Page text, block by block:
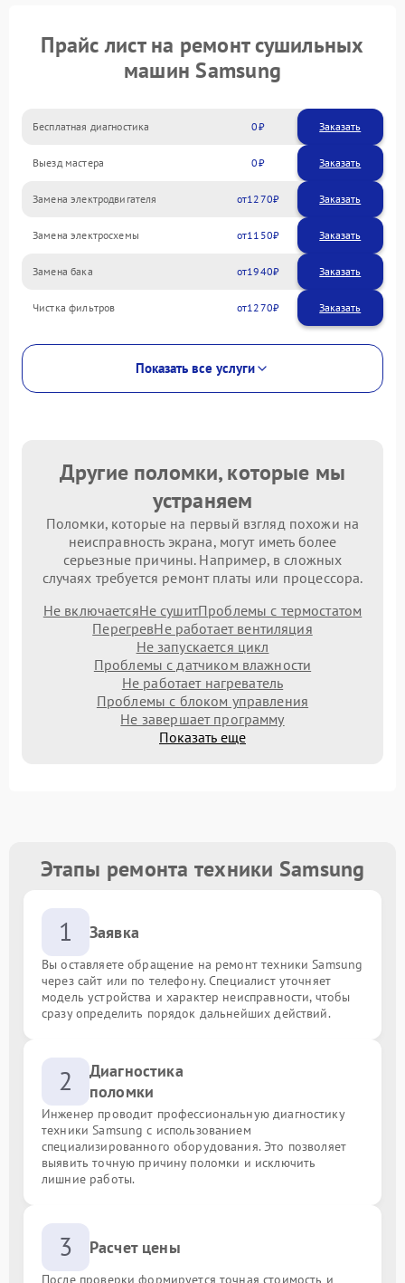
Прайс лист на ремонт сушильных
машин Samsung
Бесплатная диагностика 0 Заказать
Выезд мастера 0 Заказать
Замена электродвигателя 1270
Замена электросхемы 1150
Замена бака 1940
Чистка фильтров 1270
Показать все услуги
Другие поломки, которые мы
устраняем
Поломки, которые на первый взгляд похожи на
неисправность экрана, могут иметь более
серьезные причины. Например, в сложных
случаях требуется ремонт платы или процессора.
Не включаетсяНе сушитПроблемы с термостатом
ПерегревНе работает вентиляция
Не запускается цикл
Проблемы с датчиком влажности
Не работает нагреватель
Проблемы с блоком управления
Не завершает программу
Показать еще
Этапы ремонта техники Samsung
1 Заявка
Вы оставляете обращение на ремонт техники Samsung
через сайт или по телефону. Специалист уточняет
модель устройства и характер неисправности, чтобы
сразу определить порядок дальнейших действий.
2
Диагностика
поломки
Инженер проводит профессиональную диагностику
техники Samsung с использованием
специализированного оборудования. Это позволяет
выявить точную причину поломки и исключить
лишние работы.
3 Расчет цены
После проверки формируется точная стоимость и